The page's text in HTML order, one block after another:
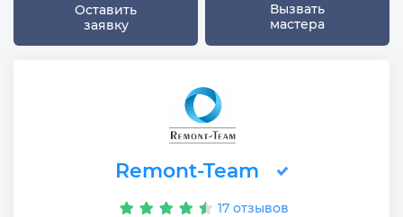
Оставить
заявку
Вызвать
мастера
Remont-Team
17 отзывов